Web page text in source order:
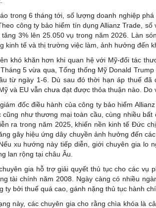
trong 6 tháng tới, số lượng doanh nghiệp
công ty bảo hiểm tín dụng Allianz Trade,
3% lên 25.050 vụ trong năm 2026. Làn
kinh tế và thị trường việc làm, ảnh hưởng đến
khó khăn hơn khi quan hệ với Mỹ-đối tác
5 vừa qua, Tổng thống Mỹ Donald
từ ngày 1-6. Dù sau đó thời hạn áp thuế
và EU vẫn chưa đạt được thỏa thuận nào.
đốc điều hành của công ty bảo hiểm
như thương mại toàn cầu, cùng nhiều
ra trong năm 2025, khiến nền kinh tế Đức
gây hiệu ứng dây chuyền ảnh hưởng đến
xu hướng này tiếp diễn, giới chuyên gia lo
lan rộng tại châu Âu.
gia hỗ trợ giải quyết thủ tục cho các vụ
tài chính năm 2008. Ngày càng có nhiều
ty bởi thuế quá cao, gánh nặng thủ tục hành
này, các chuyên gia cho rằng chìa khóa là